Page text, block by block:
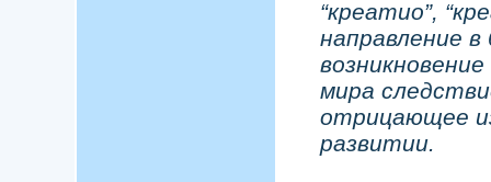
“креатио”,
направление
мира
отрицающее
развитии.